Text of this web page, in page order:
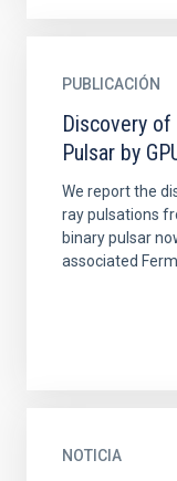
PUBLICACIÓN
Discovery of
Pulsar by
We report the
ray pulsations
binary pulsar
associated
NOTICIA